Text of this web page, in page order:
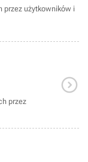
przez użytkowników i
przez
